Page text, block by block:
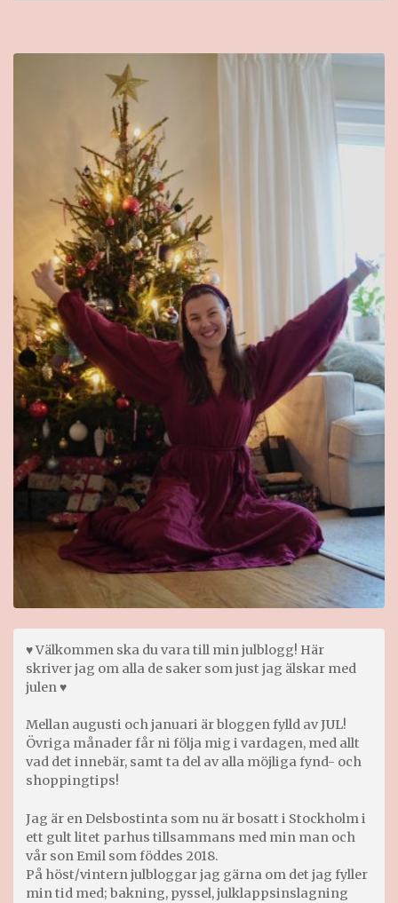
♥ Välkommen ska du vara till min julblogg! Här
skriver jag om alla de saker som just jag älskar med
julen ♥
Mellan augusti och januari är bloggen fylld av JUL!
Övriga månader får ni följa mig i vardagen, med allt
vad det innebär, samt ta del av alla möjliga fynd- och
shoppingtips!
Jag är en Delsbostinta som nu är bosatt i Stockholm i
ett gult litet parhus tillsammans med min man och
vår son Emil som föddes 2018.
På höst/vintern julbloggar jag gärna om det jag fyller
min tid med; bakning, pyssel, julklappsinslagning